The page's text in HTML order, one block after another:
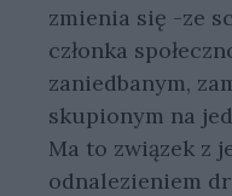
zmienia się -ze
członka
zaniedbanym,
skupionym na
Ma to związek z
odnalezieniem